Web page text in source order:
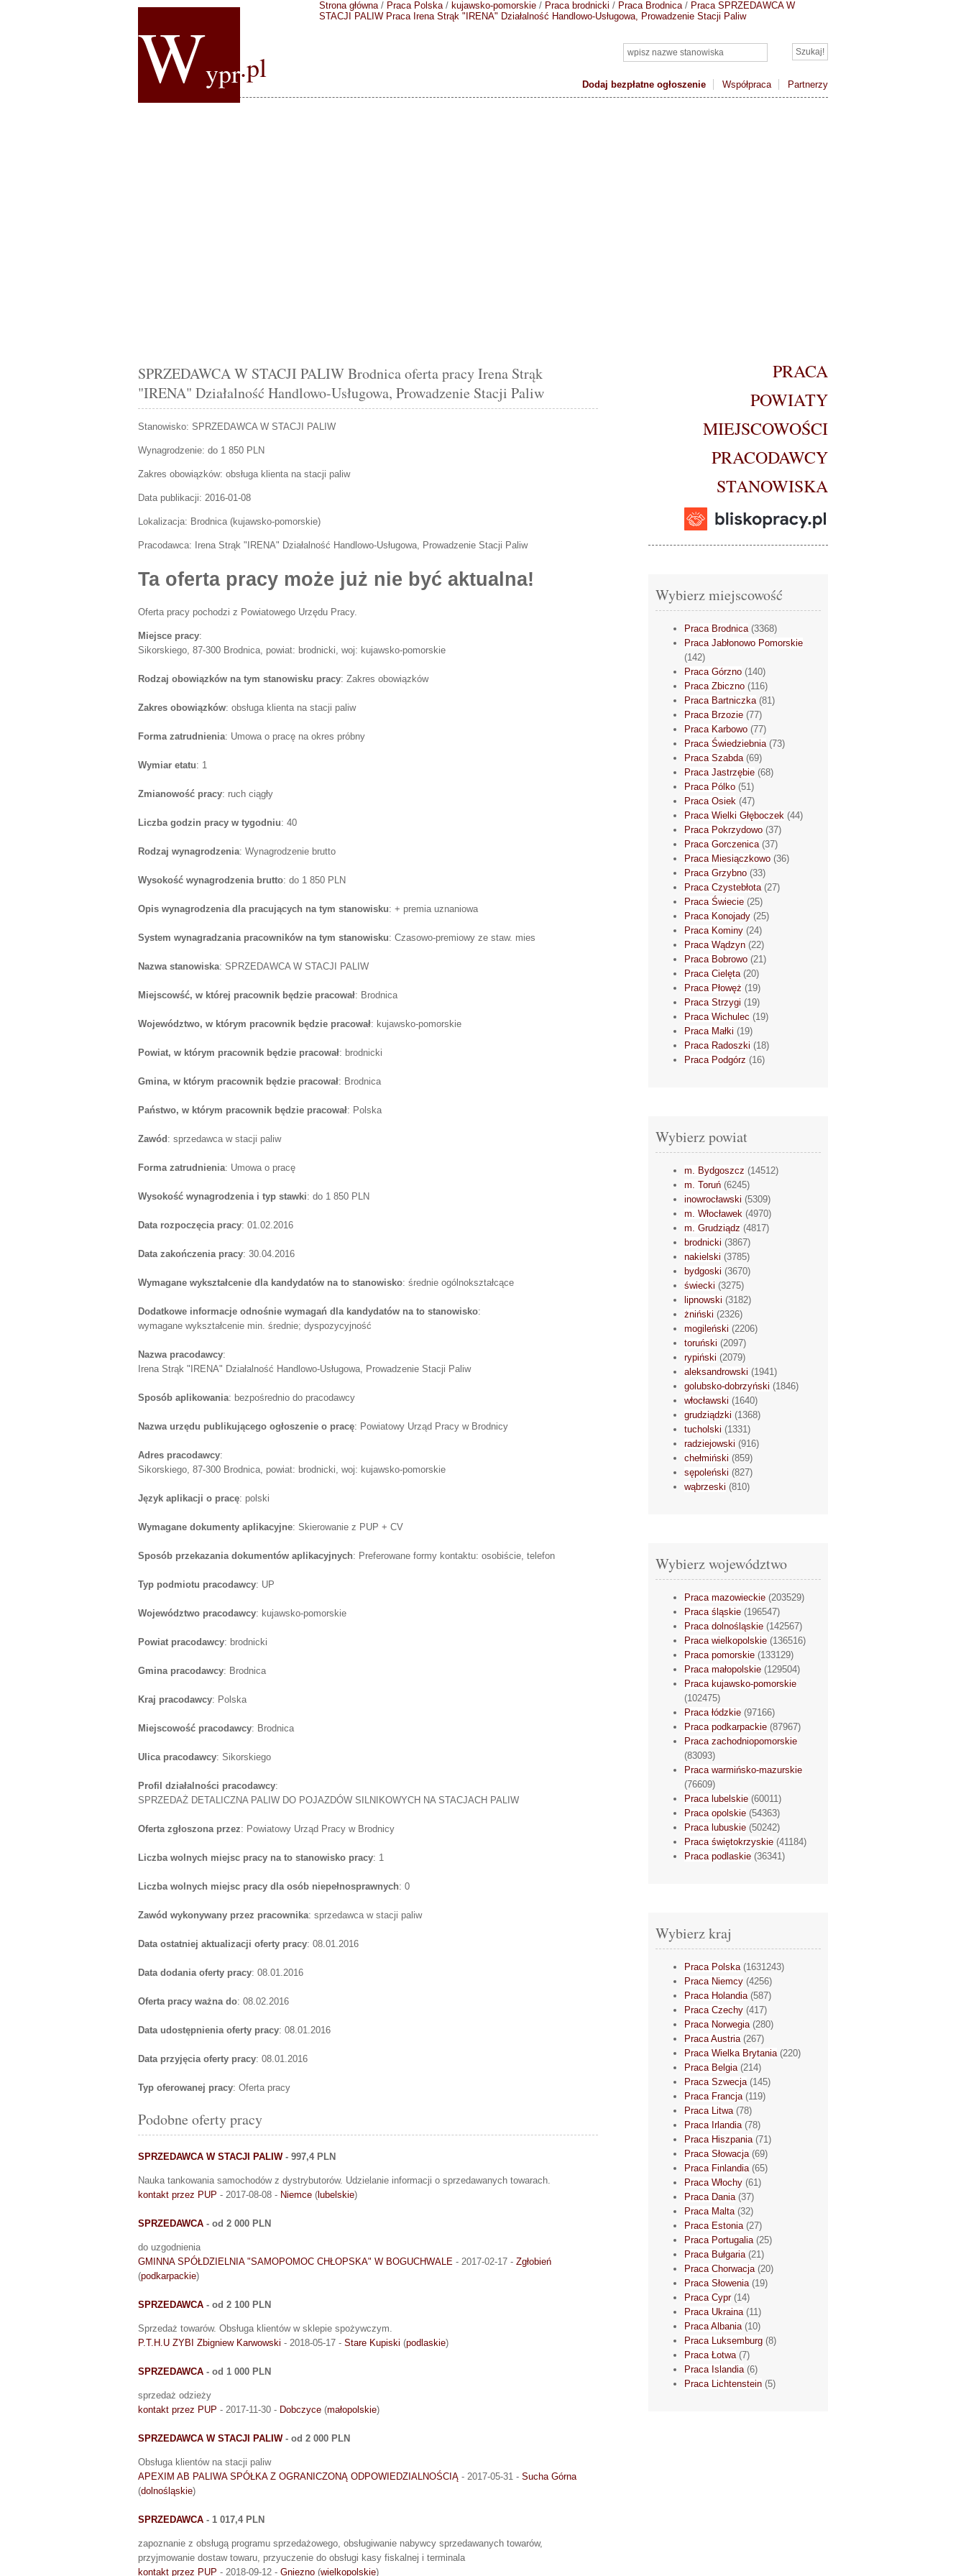
Wypr.pl
Dodaj bezpłatne ogłoszenie Współpraca Partnerzy
Strona główna/ Praca Polska/ kujawsko-pomorskie / Praca brodnicki / Praca Brodnica/ Praca SPRZEDAWCA W
STACJI PALIW Praca Irena Strąk "IRENA" Działalność Handlowo-Usługowa, Prowadzenie Stacji Paliw
SPRZEDAWCA W STACJI PALIW Brodnica oferta pracy Irena Strąk
"IRENA" Działalność Handlowo-Usługowa, Prowadzenie Stacji Paliw
Stanowisko: SPRZEDAWCA W STACJI PALIW
Wynagrodzenie: do 1 850 PLN
Zakres obowiązków: obsługa klienta na stacji paliw
Data publikacji: 2016-01-08
Lokalizacja: Brodnica(kujawsko-pomorskie)
Pracodawca: Irena Strąk "IRENA" Działalność Handlowo-Usługowa, Prowadzenie Stacji Paliw
Ta oferta pracy może już nie być aktualna!
Oferta pracy pochodzi z Powiatowego Urzędu Pracy.
Miejsce pracy:
Sikorskiego, 87-300 Brodnica, powiat: brodnicki, woj: kujawsko-pomorskie
Rodzaj obowiązków na tym stanowisku pracy: Zakres obowiązków
Zakres obowiązków: obsługa klienta na stacji paliw
Forma zatrudnienia: Umowa o pracę na okres próbny
Wymiar etatu: 1
Zmianowość pracy: ruch ciągły
Liczba godzin pracy w tygodniu: 40
Rodzaj wynagrodzenia: Wynagrodzenie brutto
Wysokość wynagrodzenia brutto: do 1 850 PLN
Opis wynagrodzenia dla pracujących na tym stanowisku: + premia uznaniowa
System wynagradzania pracowników na tym stanowisku: Czasowo-premiowy ze staw. mies
Nazwa stanowiska: SPRZEDAWCA W STACJI PALIW
Miejscowść, w której pracownik będzie pracował: Brodnica
Województwo, w którym pracownik będzie pracował: kujawsko-pomorskie
Powiat, w którym pracownik będzie pracował: brodnicki
Gmina, w którym pracownik będzie pracował: Brodnica
Państwo, w którym pracownik będzie pracował: Polska
Zawód : sprzedawca w stacji paliw
Forma zatrudnienia: Umowa o pracę
Wysokość wynagrodzenia i typ stawki: do 1 850 PLN
Data rozpoczęcia pracy: 01.02.2016
Data zakończenia pracy: 30.04.2016
Wymagane wykształcenie dla kandydatów na to stanowisko: średnie ogólnokształcące
Dodatkowe informacje odnośnie wymagań dla kandydatów na to stanowisko:
wymagane wykształcenie min. średnie; dyspozycyjność
Nazwa pracodawcy:
Irena Strąk "IRENA" Działalność Handlowo-Usługowa, Prowadzenie Stacji Paliw
Sposób aplikowania: bezpośrednio do pracodawcy
Nazwa urzędu publikującego ogłoszenie o pracę: Powiatowy Urząd Pracy w Brodnicy
Adres pracodawcy:
Sikorskiego, 87-300 Brodnica, powiat: brodnicki, woj: kujawsko-pomorskie
Język aplikacji o pracę: polski
Wymagane dokumenty aplikacyjne: Skierowanie z PUP + CV
Sposób przekazania dokumentów aplikacyjnych: Preferowane formy kontaktu: osobiście, telefon
Typ podmiotu pracodawcy: UP
Województwo pracodawcy: kujawsko-pomorskie
Powiat pracodawcy: brodnicki
Gmina pracodawcy: Brodnica
Kraj pracodawcy: Polska
Miejscowość pracodawcy: Brodnica
Ulica pracodawcy: Sikorskiego
Profil działalności pracodawcy:
SPRZEDAŻ DETALICZNA PALIW DO POJAZDÓW SILNIKOWYCH NA STACJACH PALIW
Oferta zgłoszona przez: Powiatowy Urząd Pracy w Brodnicy
Liczba wolnych miejsc pracy na to stanowisko pracy: 1
Liczba wolnych miejsc pracy dla osób niepełnosprawnych: 0
Zawód wykonywany przez pracownika: sprzedawca w stacji paliw
Data ostatniej aktualizacji oferty pracy: 08.01.2016
Data dodania oferty pracy: 08.01.2016
Oferta pracy ważna do: 08.02.2016
Data udostępnienia oferty pracy: 08.01.2016
Data przyjęcia oferty pracy: 08.01.2016
Typ oferowanej pracy: Oferta pracy
Podobne oferty pracy
SPRZEDAWCA W STACJI PALIW- 997,4 PLN
Nauka tankowania samochodów z dystrybutorów. Udzielanie informacji o sprzedawanych towarach.
kontakt przez PUP - 2017-08-08 - Niemce ( lubelskie)
SPRZEDAWCA - od 2 000 PLN
do uzgodnienia
GMINNA SPÓŁDZIELNIA "SAMOPOMOC CHŁOPSKA" W BOGUCHWALE - 2017-02-17 - Zgłobień
(podkarpackie)
SPRZEDAWCA - od 2 100 PLN
Sprzedaż towarów. Obsługa klientów w sklepie spożywczym.
P.T.H.U ZYBI Zbigniew Karwowski - 2018-05-17 - Stare Kupiski (podlaskie)
SPRZEDAWCA - od 1 000 PLN
sprzedaż odzieży
kontakt przez PUP - 2017-11-30 - Dobczyce (małopolskie)
SPRZEDAWCA W STACJI PALIW- od 2 000 PLN
Obsługa klientów na stacji paliw
APEXIM AB PALIWA SPÓŁKA Z OGRANICZONĄ ODPOWIEDZIALNOŚCIĄ - 2017-05-31 - Sucha Górna
(dolnośląskie)
SPRZEDAWCA - 1 017,4 PLN
zapoznanie z obsługą programu sprzedażowego, obsługiwanie nabywcy sprzedawanych towarów,
przyjmowanie dostaw towaru, przyuczenie do obsługi kasy fiskalnej i terminala
kontakt przez PUP - 2018-09-12 - Gniezno (wielkopolskie)
PRACA
POWIATY
MIEJSCOWOŚCI
PRACODAWCY
STANOWISKA
Wybierz miejscowość
Praca Brodnica(3368)
Praca Jabłonowo Pomorskie
(142)
Praca Górzno (140)
Praca Zbiczno (116)
Praca Bartniczka(81)
Praca Brzozie (77)
Praca Karbowo (77)
Praca Świedziebnia(73)
Praca Szabda(69)
Praca Jastrzębie (68)
Praca Pólko (51)
Praca Osiek (47)
Praca Wielki Głęboczek (44)
Praca Pokrzydowo (37)
Praca Gorczenica(37)
Praca Miesiączkowo (36)
Praca Grzybno (33)
Praca Czystebłota(27)
Praca Świecie (25)
Praca Konojady (25)
Praca Kominy (24)
Praca Wądzyn (22)
Praca Bobrowo (21)
Praca Cielęta(20)
Praca Płowęż (19)
Praca Strzygi (19)
Praca Wichulec (19)
Praca Małki (19)
Praca Radoszki (18)
Praca Podgórz (16)
Wybierz powiat
m. Bydgoszcz (14512)
m. Toruń (6245)
inowrocławski (5309)
m. Włocławek (4970)
m. Grudziądz (4817)
brodnicki (3867)
nakielski (3785)
bydgoski (3670)
świecki (3275)
lipnowski (3182)
żniński (2326)
mogileński (2206)
toruński (2097)
rypiński (2079)
aleksandrowski (1941)
golubsko-dobrzyński (1846)
włocławski (1640)
grudziądzki (1368)
tucholski (1331)
radziejowski (916)
chełmiński (859)
sępoleński (827)
wąbrzeski (810)
Wybierz województwo
Praca mazowieckie (203529)
Praca śląskie (196547)
Praca dolnośląskie (142567)
Praca wielkopolskie (136516)
Praca pomorskie (133129)
Praca małopolskie (129504)
Praca kujawsko-pomorskie
(102475)
Praca łódzkie (97166)
Praca podkarpackie (87967)
Praca zachodniopomorskie
(83093)
Praca warmińsko-mazurskie
(76609)
Praca lubelskie (60011)
Praca opolskie (54363)
Praca lubuskie (50242)
Praca świętokrzyskie (41184)
Praca podlaskie (36341)
Wybierz kraj
Praca Polska(1631243)
Praca Niemcy (4256)
Praca Holandia(587)
Praca Czechy (417)
Praca Norwegia(280)
Praca Austria(267)
Praca Wielka Brytania(220)
Praca Belgia(214)
Praca Szwecja(145)
Praca Francja(119)
Praca Litwa(78)
Praca Irlandia(78)
Praca Hiszpania(71)
Praca Słowacja(69)
Praca Finlandia(65)
Praca Włochy (61)
Praca Dania(37)
Praca Malta(32)
Praca Estonia(27)
Praca Portugalia(25)
Praca Bułgaria(21)
Praca Chorwacja(20)
Praca Słowenia(19)
Praca Cypr(14)
Praca Ukraina(11)
Praca Albania(10)
Praca Luksemburg (8)
Praca Łotwa(7)
Praca Islandia(6)
Praca Lichtenstein (5)